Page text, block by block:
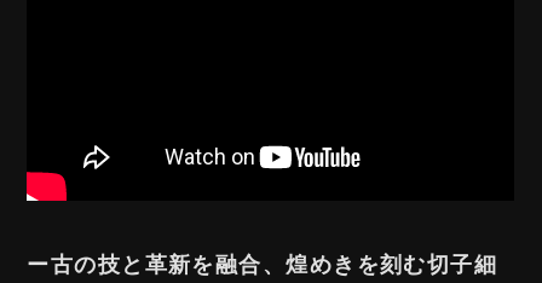
ー古の技と革新を融合、煌めきを刻む切子細